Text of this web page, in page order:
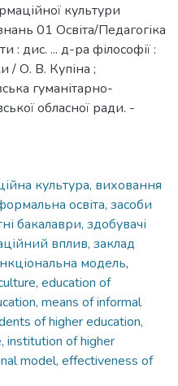
культури
01 Освіта/Педагогіка
: дис. ... д-ра філософії :
/ О. В. Купіна ;
гуманітарно-
обласної ради. -
культура, виховання
освіта, засоби
бакалаври, здобувачі
вплив, заклад
модель,
education of
means of informal
of higher education,
institution of higher
model, effectiveness of